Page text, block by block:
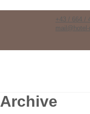
+43 / 664 /
Archive